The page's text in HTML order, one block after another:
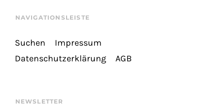
NAVIGATIONSLEISTE
Suchen
Impressum
Datenschutzerklärung
AGB
NEWSLETTER